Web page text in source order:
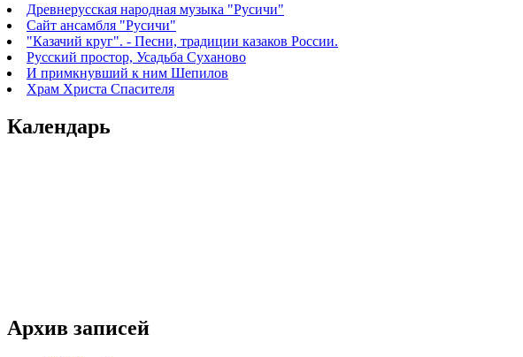
Древнерусская народная музыка "Русичи"
Сайт ансамбля "Русичи"
"Казачий круг". - Песни, традиции казаков России.
Русский простор, Усадьба Суханово
И примкнувший к ним Шепилов
Храм Христа Спасителя
Календарь
Архив записей